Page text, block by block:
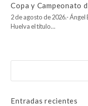
Copa y Campeonato
2 de agosto de 2026.-
Huelva el título…
Entradas recientes